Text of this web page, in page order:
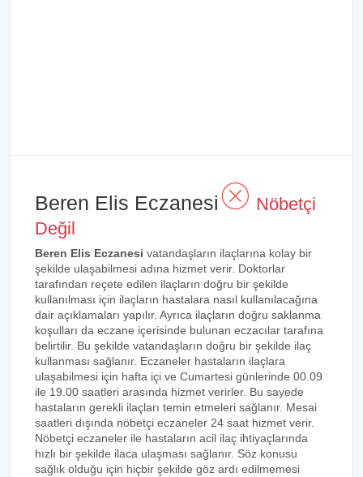
Beren Elis Eczanesi
Nöbetçi
Değil
Beren Elis Eczanesi vatandaşların ilaçlarına kolay bir
şekilde ulaşabilmesi adına hizmet verir. Doktorlar
tarafından reçete edilen ilaçların doğru bir şekilde
kullanılması için ilaçların hastalara nasıl kullanılacağına
dair açıklamaları yapılır. Ayrıca ilaçların doğru saklanma
koşulları da eczane içerisinde bulunan eczacılar tarafına
belirtilir. Bu şekilde vatandaşların doğru bir şekilde ilaç
kullanması sağlanır. Eczaneler hastaların ilaçlara
ulaşabilmesi için hafta içi ve Cumartesi günlerinde 00.09
ile 19.00 saatleri arasında hizmet verirler. Bu sayede
hastaların gerekli ilaçları temin etmeleri sağlanır. Mesai
saatleri dışında nöbetçi eczaneler 24 saat hizmet verir.
Nöbetçi eczaneler ile hastaların acil ilaç ihtiyaçlarında
hızlı bir şekilde ilaca ulaşması sağlanır. Söz konusu
sağlık olduğu için hiçbir şekilde göz ardı edilmemesi